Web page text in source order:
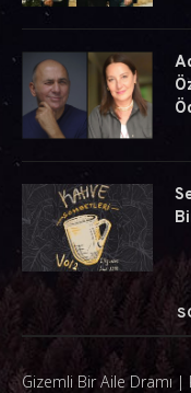
Gizemli Bir Aile Dramı |